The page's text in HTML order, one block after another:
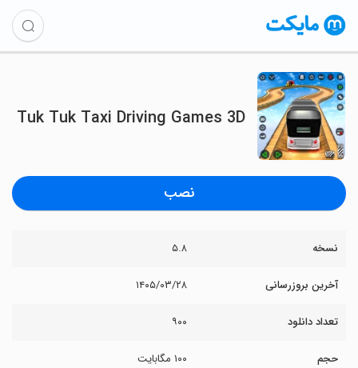
Tuk Tuk Taxi Driving Games 3D
نصب
نسخه ۵.۸
آخرین بروزرسانی ۱۴۰۵/۰۳/۲۸
تعداد دانلود ۹۰۰
حجم ۱۰۰ مگابایت